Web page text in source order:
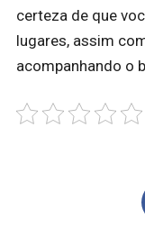
certeza de que
lugares, assim
acompanhando o